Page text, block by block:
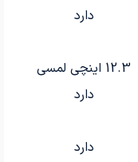
دارد
12.3 اینچی لمسی
دارد
دارد